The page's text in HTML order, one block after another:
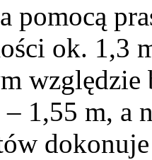
pomocą
ok. 1,3
względzie
– 1,55 m, a